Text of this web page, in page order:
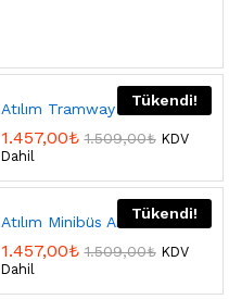
Tükendi!
Atılım Tramway Anahtarlık
1.457,00₺ 1.509,00₺ KDV
Dahil
Tükendi!
Atılım Minibüs Anahtarlık
1.457,00₺ 1.509,00₺ KDV
Dahil